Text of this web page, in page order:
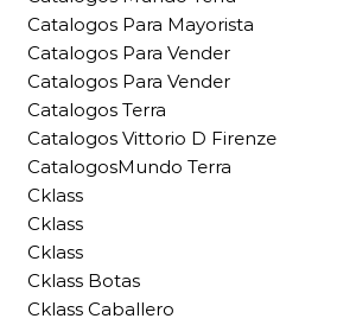
Catalogos Para Mayorista
Catalogos Para Vender
Catalogos Para Vender
Catalogos Terra
Catalogos Vittorio D Firenze
CatalogosMundo Terra
Cklass
Cklass
Cklass
Cklass Botas
Cklass Caballero